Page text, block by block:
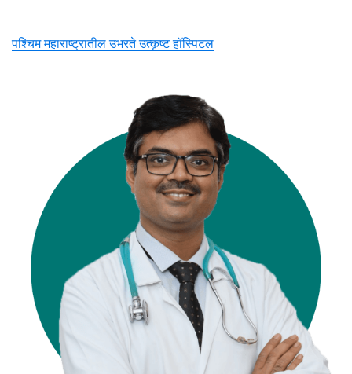
पश्चिम महाराष्ट्रातील उभरते उत्कृष्ट हॉस्पिटल